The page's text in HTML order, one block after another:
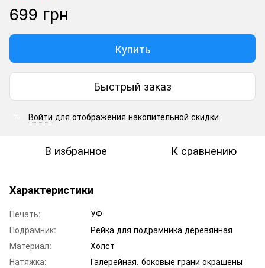
699 грн
Купить
Быстрый заказ
Войти для отображения накопительной скидки
В избранное К сравнению
Характеристики
Печать:
УФ
Подрамник:
Рейка для подрамника деревянная
Материал:
Холст
Натяжка:
Галерейная, боковые грани окрашены